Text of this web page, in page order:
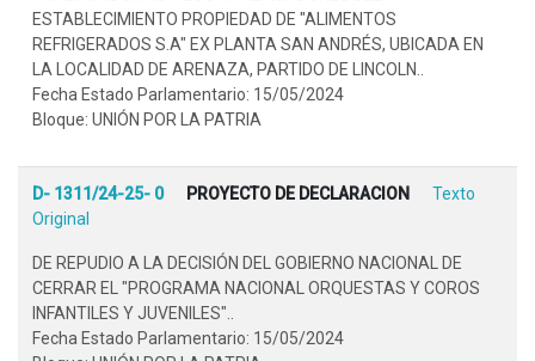
ESTABLECIMIENTO PROPIEDAD DE "ALIMENTOS
REFRIGERADOS S.A" EX PLANTA SAN ANDRÉS, UBICADA EN
LA LOCALIDAD DE ARENAZA, PARTIDO DE LINCOLN..
Fecha Estado Parlamentario: 15/05/2024
Bloque: UNIÓN POR LA PATRIA
D- 1311/24-25- 0 PROYECTO DE DECLARACION
Texto
Original
DE REPUDIO A LA DECISIÓN DEL GOBIERNO NACIONAL DE
CERRAR EL "PROGRAMA NACIONAL ORQUESTAS Y COROS
INFANTILES Y JUVENILES"..
Fecha Estado Parlamentario: 15/05/2024